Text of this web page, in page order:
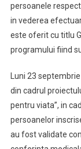
persoanele
in vederea
este oferit cu titlu
programului fiind
Luni 23
din cadrul
pentru viata”, in
persoanelor
au fost validate